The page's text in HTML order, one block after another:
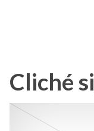
Cliché